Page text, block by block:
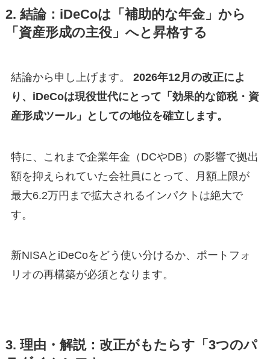
2. 結論：iDeCoは「補助的な年金」から
「資産形成の主役」へと昇格する
結論から申し上げます。 2026年12月の改正によ
り、iDeCoは現役世代にとって「効果的な節税・資
産形成ツール」としての地位を確立します。
特に、これまで企業年金（DCやDB）の影響で拠出
額を抑えられていた会社員にとって、月額上限が
最大6.2万円まで拡大されるインパクトは絶大で
す。
新NISAとiDeCoをどう使い分けるか、ポートフォ
リオの再構築が必須となります。
3. 理由・解説：改正がもたらす「3つのパ